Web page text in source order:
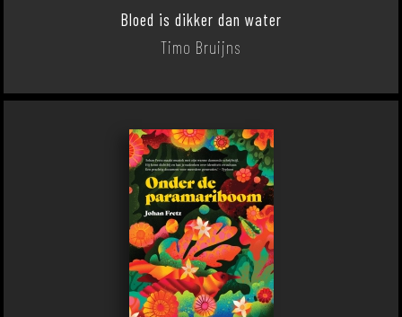
Bloed is dikker dan water
Timo Bruijns